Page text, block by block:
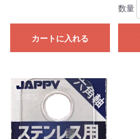
カートに入れる
数量